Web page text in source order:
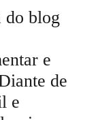
do blog
e
de
e